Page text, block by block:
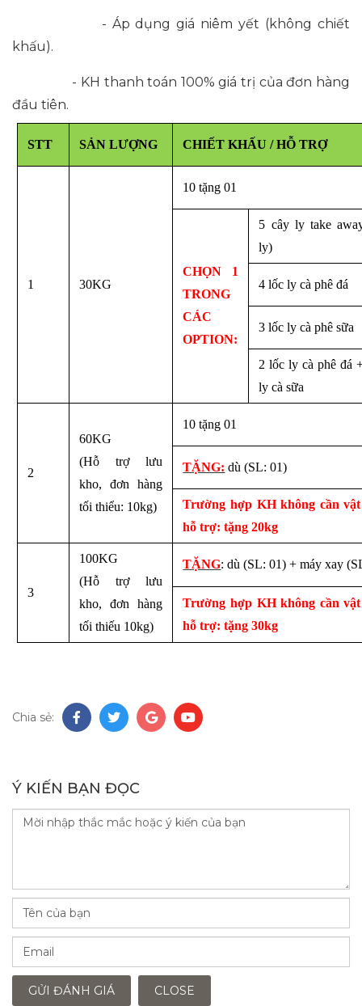
- Áp dụng giá niêm yết (không chiết
khấu).
- KH thanh toán 100% giá trị của đơn hàng
đầu tiên.
STT SẢN LƯỢNG CHIẾT KHẤU / HỖ TRỢ
1 30KG
10 tặng 01
CHỌN 1
TRONG
CÁC
OPTION:
5 cây ly take
ly)
4 lốc ly cà phê đá
3 lốc ly cà phê sữa
2 lốc ly cà phê đá
ly cà sữa
2
60KG
(Hỗ trợ lưu
kho, đơn hàng
tối thiểu: 10kg)
10 tặng 01
TẶNG: dù (SL: 01)
Trường hợp KH không cần
hỗ trợ: tặng 20kg
3
100KG
(Hỗ trợ lưu
kho, đơn hàng
tối thiếu 10kg)
TẶNG: dù (SL: 01) + máy xay
Trường hợp KH không cần
hỗ trợ: tặng 30kg
Chia sẻ:
Ý KIẾN BẠN ĐỌC
GỬI ĐÁNH GIÁ CLOSE